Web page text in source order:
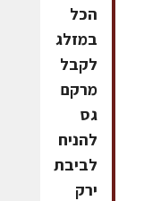
הכל
במזלג
לקבל
מרקם
גס
להניח
לביבת
ירק